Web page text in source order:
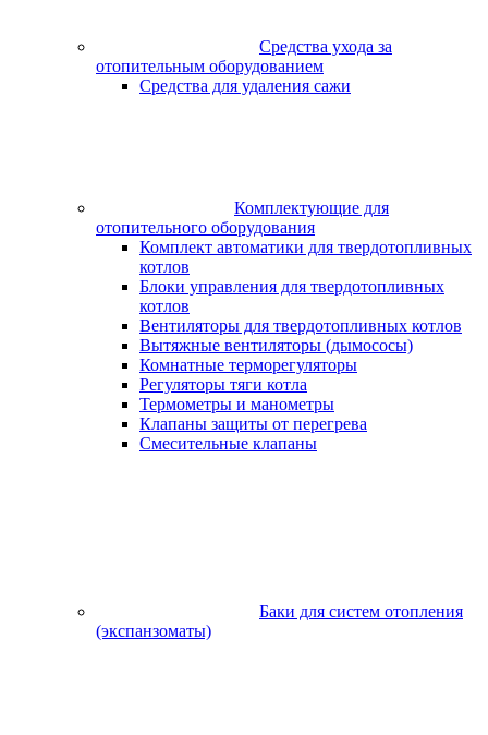
Средства ухода за
отопительным оборудованием
Средства для удаления сажи
Комплектующие для
отопительного оборудования
Комплект автоматики для твердотопливных
котлов
Блоки управления для твердотопливных
котлов
Вентиляторы для твердотопливных котлов
Вытяжные вентиляторы (дымососы)
Комнатные терморегуляторы
Регуляторы тяги котла
Термометры и манометры
Клапаны защиты от перегрева
Смесительные клапаны
Баки для систем отопления
(экспанзоматы)